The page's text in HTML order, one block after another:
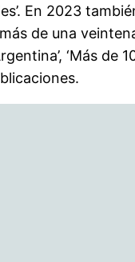
En 2023
de una
‘Más de